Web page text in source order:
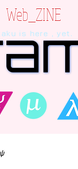
Web_ZINE
is here , yet.